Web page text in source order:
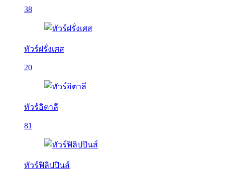
38
ทัวร์ฝรั่งเศส
20
ทัวร์อิตาลี
81
ทัวร์ฟิลิปปินส์